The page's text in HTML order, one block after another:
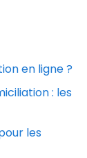
en ligne ?
: les
les